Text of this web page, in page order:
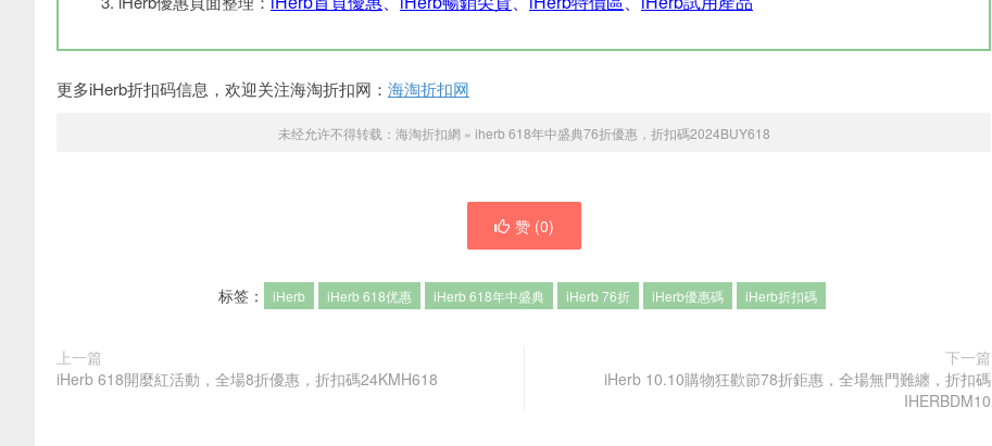
更多iHerb折扣码信息，欢迎关注海淘折扣网： 海淘折扣网
未经允许不得转载： 海淘折扣網» iherb 618年中盛典76折優惠，折扣碼2024BUY618
赞 (0)
标签： iHerb iHerb 618优惠 iHerb 618年中盛典 iHerb 76折 iHerb優惠碼 iHerb折扣碼
上一篇
iHerb 618開麼紅活動，全場8折優惠，折扣碼24KMH618
下一篇
iHerb 10.10購物狂歡節78折鉅惠，全場無門難纏，折扣碼
IHERBDM10